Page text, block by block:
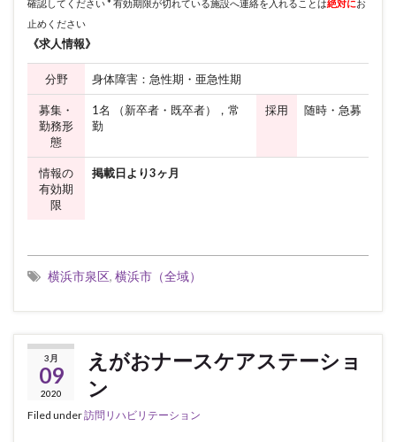
確認してください * 有効期限が切れている施設へ連絡を入れることは絶対にお
止めください
《求人情報》
分野 身体障害：急性期・亜急性期
募集・
勤務形
態
1名 （新卒者・既卒者），常
勤
採用 随時・急募
情報の
有効期
限
掲載日より3ヶ月
横浜市泉区, 横浜市（全域）
3月
09
2020
えがおナースケアステーショ
ン
Filed under訪問リハビリテーション